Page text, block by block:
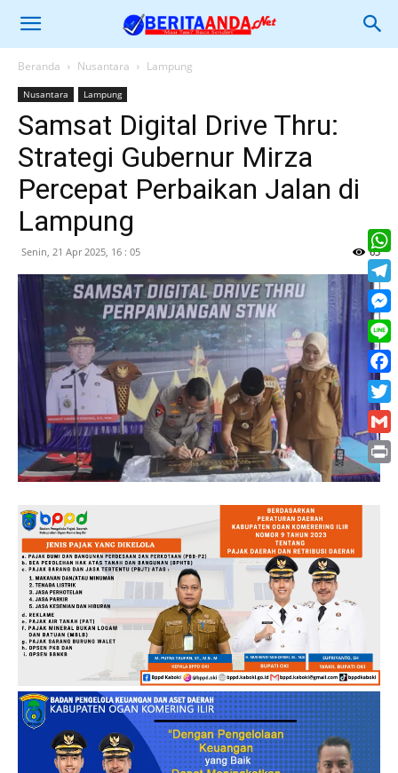
Beranda Nusantara Lampung
Nusantara Lampung
Samsat Digital Drive Thru:
Strategi Gubernur Mirza
Percepat Perbaikan Jalan di
Lampung
Senin, 21 Apr 2025, 16 : 05 63
Line
Print